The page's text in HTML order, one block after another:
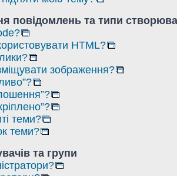
повідомлень та типи
HTML?
зображення?
теми?
теми?
та групи